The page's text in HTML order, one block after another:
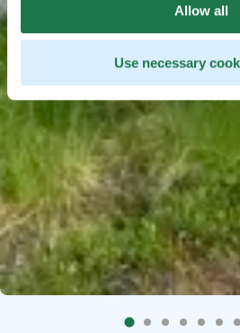
Allow all
Use necessary